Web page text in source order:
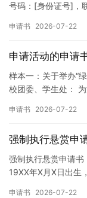
号码：[身份证号]，
申请书 2026-07-22
申请活动的申请
样本一：关于举办“
校团委、学生处：
申请书 2026-07-22
强制执行悬赏申
强制执行悬赏申请书
19XX年X月X日出生
申请书 2026-07-22